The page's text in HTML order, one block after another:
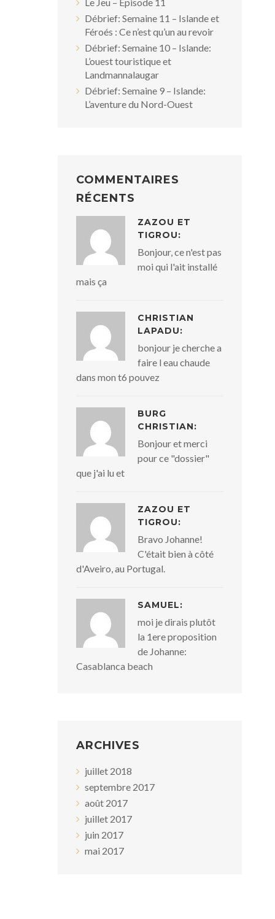
Débrief: Semaine 11 – Islande et
Féroés : Ce n’est qu’un au revoir
Débrief: Semaine 10 – Islande:
L’ouest touristique et
Landmannalaugar
Débrief: Semaine 9 – Islande:
L’aventure du Nord-Ouest
COMMENTAIRES
RÉCENTS
ZAZOU ET
TIGROU:
Bonjour, ce n'est pas
moi qui l'ait installé
mais ça
CHRISTIAN
LAPADU:
bonjour je cherche a
faire l eau chaude
dans mon t6 pouvez
BURG
CHRISTIAN:
Bonjour et merci
pour ce "dossier"
que j'ai lu et
ZAZOU ET
TIGROU:
Bravo Johanne!
C'était bien à côté
d'Aveiro, au Portugal.
SAMUEL:
moi je dirais plutôt
la 1ere proposition
de Johanne:
Casablanca beach
ARCHIVES
juillet 2018
septembre 2017
août 2017
juillet 2017
juin 2017
mai 2017